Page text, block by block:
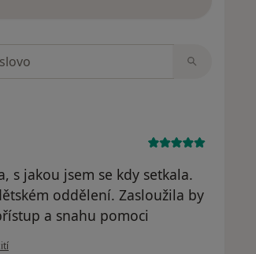
s jakou jsem se kdy setkala.
oddělení. Zasloužila by
a snahu pomoci
Mariana Diblíková